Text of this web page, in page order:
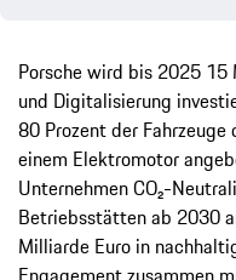
Porsche wird bis 2025
und Digitalisierung
80 Prozent der
einem Elektromotor
Unternehmen CO₂-
Betriebsstätten ab 2030
Milliarde Euro in